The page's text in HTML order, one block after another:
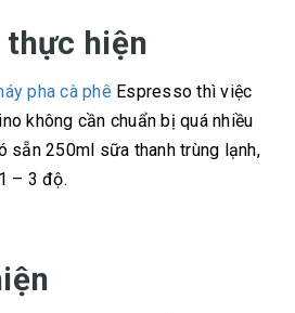
thực hiện
pha cà phê Espresso thì việc
không cần chuẩn bị quá nhiều
sẵn 250ml sữa thanh trùng lạnh,
– 3 độ.